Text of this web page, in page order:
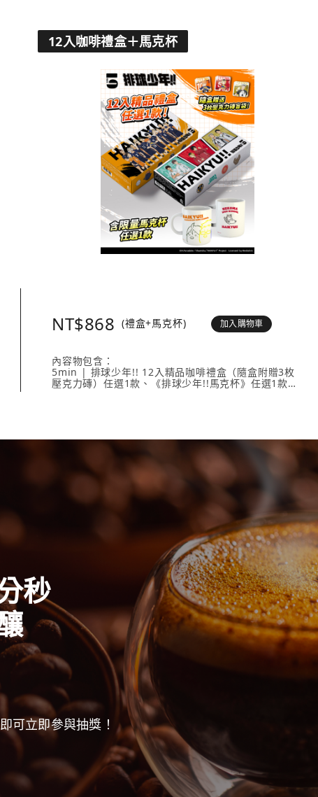
12入咖啡禮盒＋馬克杯
NT$868 (禮盒+馬克杯) 加入購物車
內容物包含：
5min | 排球少年!! 12入精品咖啡禮盒（隨盒附贈3枚
壓克力磚）任選1款、《排球少年!!馬克杯》任選1款。
秒
可立即參與抽獎！